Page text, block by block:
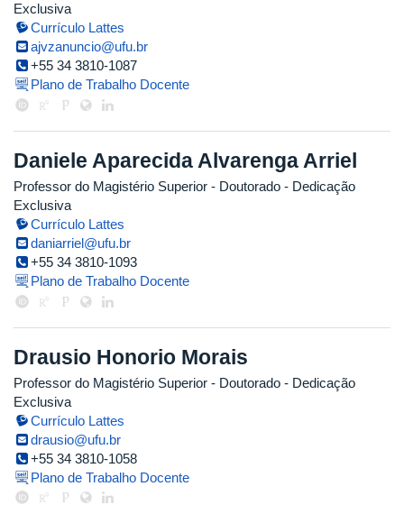
Exclusiva
Currículo Lattes
ajvzanuncio@ufu.br
+55 34 3810-1087
Plano de Trabalho Docente
Daniele Aparecida Alvarenga Arriel
Professor do Magistério Superior - Doutorado - Dedicação
Exclusiva
Currículo Lattes
daniarriel@ufu.br
+55 34 3810-1093
Plano de Trabalho Docente
Drausio Honorio Morais
Professor do Magistério Superior - Doutorado - Dedicação
Exclusiva
Currículo Lattes
drausio@ufu.br
+55 34 3810-1058
Plano de Trabalho Docente